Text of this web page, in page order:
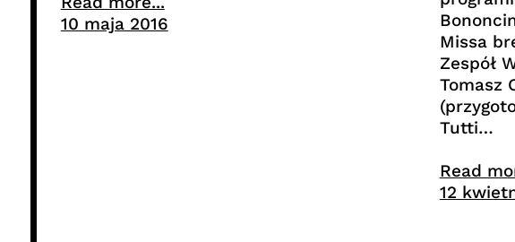
10 maja 2016
Missa
Zespół
Tomasz
Tutti…
Read
12